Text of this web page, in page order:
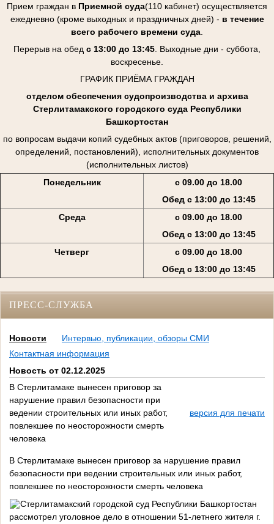
Прием граждан в Приемной суда(110 кабинет) осуществляется
ежедневно (кроме выходных и праздничных дней) - в течение
всего рабочего времени суда
Перерыв на обед с 13:00 до 13:45 . Выходные дни - суббота,
воскресенье.
ГРАФИК ПРИЁМА ГРАЖДАН
отделом обеспечения судопроизводства и архива
Стерлитамакского городского суда Республики
Башкортостан
по вопросам выдачи копий судебных актов (приговоров, решений,
определений, постановлений), исполнительных документов
(исполнительных листов)
Понедельник
с 09.00 до 18.00
Обед с 13:00 до 13:45
Среда
с 09.00 до 18.00
Обед с 13:00 до 13:45
Четверг
с 09.00 до 18.00
Обед с 13:00 до 13:45
ПРЕСС-СЛУЖБА
Новости
Интервью, публикации, обзоры СМИ
Контактная информация
Новость от 02.12.2025
В Стерлитамаке вынесен приговор за
нарушение правил безопасности при
ведении строительных или иных работ,
повлекшее по неосторожности смерть
человека
версия для печати
В Стерлитамаке вынесен приговор за нарушение правил
безопасности при ведении строительных или иных работ,
повлекшее по неосторожности смерть человека
Стерлитамакский городской суд Республики Башкортостан
рассмотрел уголовное дело в отношении 51-летнего жителя г.